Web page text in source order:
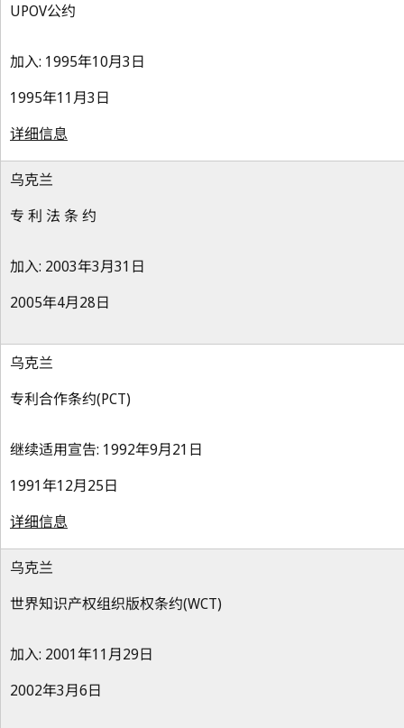
UPOV公约
加入: 1995年10月3日
1995年11月3日
详细信息
乌克兰
专 利 法 条 约
加入: 2003年3月31日
2005年4月28日
乌克兰
专利合作条约(PCT)
继续适用宣告: 1992年9月21日
1991年12月25日
详细信息
乌克兰
世界知识产权组织版权条约(WCT)
加入: 2001年11月29日
2002年3月6日